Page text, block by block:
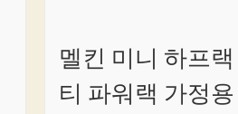
멜킨 미니 하프랙
티 파워랙 가정용